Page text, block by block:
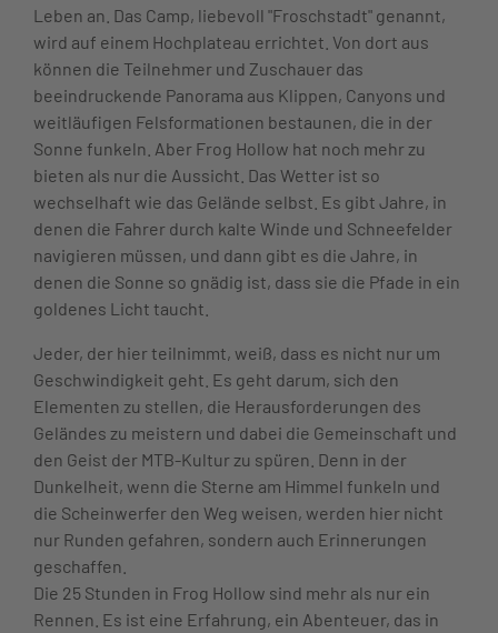
Leben an. Das Camp, liebevoll "Froschstadt" genannt,
wird auf einem Hochplateau errichtet. Von dort aus
können die Teilnehmer und Zuschauer das
beeindruckende Panorama aus Klippen, Canyons und
weitläufigen Felsformationen bestaunen, die in der
Sonne funkeln. Aber Frog Hollow hat noch mehr zu
bieten als nur die Aussicht. Das Wetter ist so
wechselhaft wie das Gelände selbst. Es gibt Jahre, in
denen die Fahrer durch kalte Winde und Schneefelder
navigieren müssen, und dann gibt es die Jahre, in
denen die Sonne so gnädig ist, dass sie die Pfade in ein
goldenes Licht taucht.
Jeder, der hier teilnimmt, weiß, dass es nicht nur um
Geschwindigkeit geht. Es geht darum, sich den
Elementen zu stellen, die Herausforderungen des
Geländes zu meistern und dabei die Gemeinschaft und
den Geist der MTB-Kultur zu spüren. Denn in der
Dunkelheit, wenn die Sterne am Himmel funkeln und
die Scheinwerfer den Weg weisen, werden hier nicht
nur Runden gefahren, sondern auch Erinnerungen
geschaffen.
Die 25 Stunden in Frog Hollow sind mehr als nur ein
Rennen. Es ist eine Erfahrung, ein Abenteuer, das in